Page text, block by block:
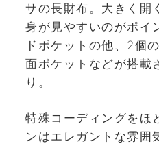
サの長財布。大きく開
身が見やすいのがポイ
ドポケットの他、2個
面ポケットなどが搭載
り。
特殊コーディングをほ
ンはエレガントな雰囲